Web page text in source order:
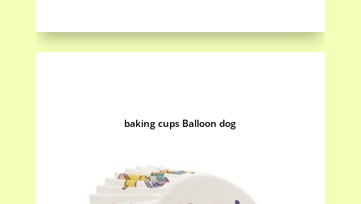
baking cups Balloon dog